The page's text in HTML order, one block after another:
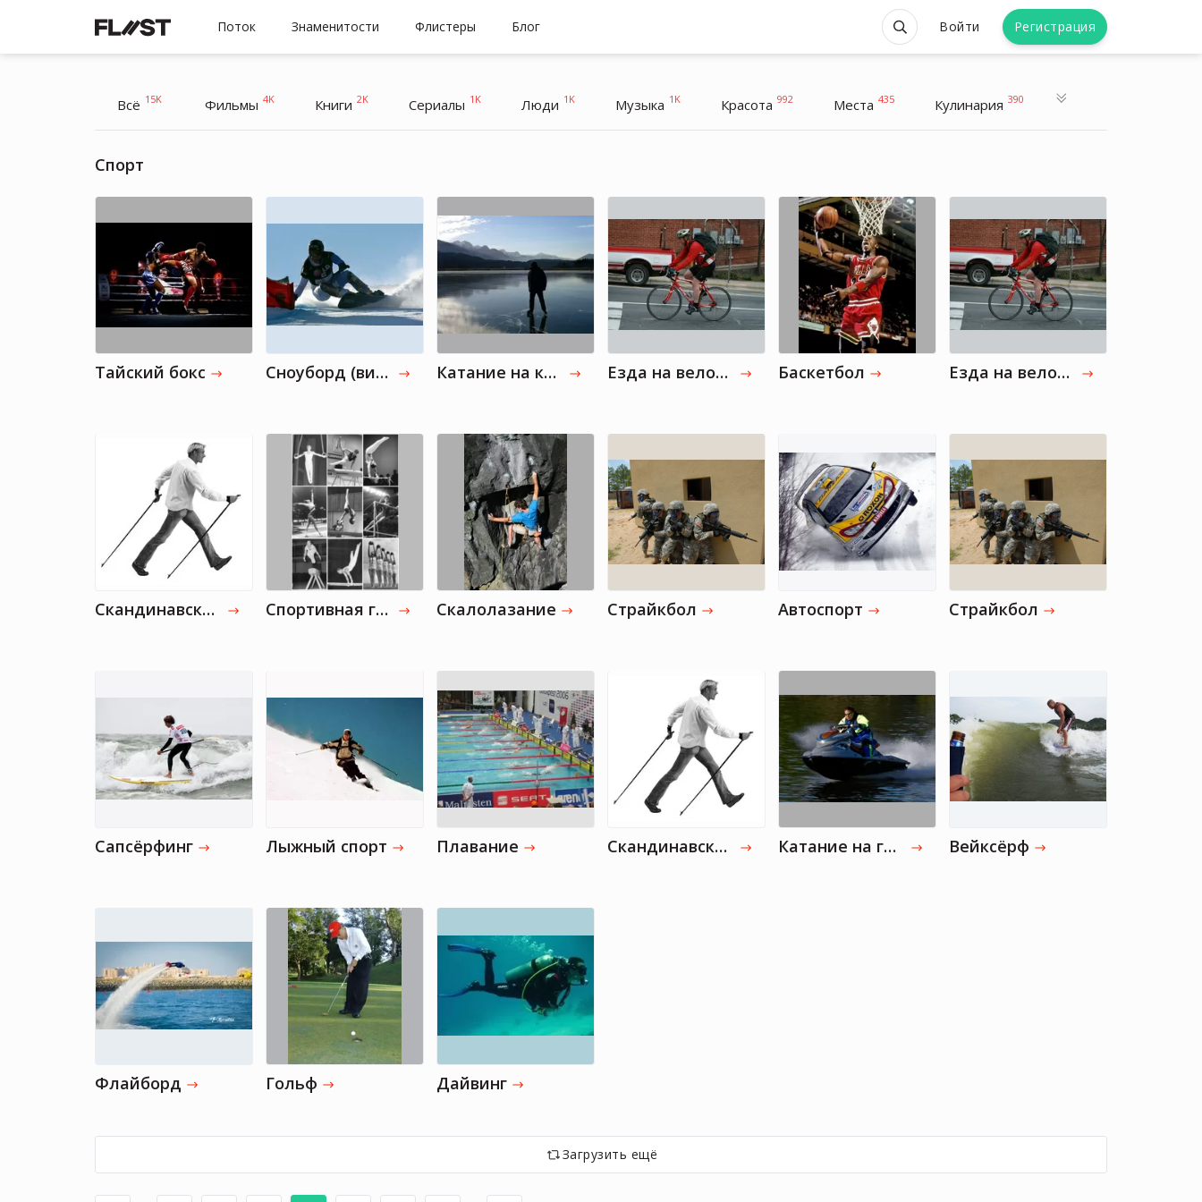
Поток Знаменитости Флистеры Блог Войти Регистрация
Всё 15K Фильмы 4K Книги 2K Cериалы 1K Люди 1K Музыка 1K Красота 992 Места 435 Кулинария 390
Спорт
Тайский бокс Сноуборд (вид спорта) Катание на коньках Езда на велосипеде Баскетбол Езда на велосипеде
Скандинавская ходьба Спортивная гимнастика Скалолазание Страйкбол Автоспорт Страйкбол
Сапсёрфинг Лыжный спорт Плавание Скандинавская ходьба Катание на гидроцикле Вейксёрф
Флайборд Гольф Дайвинг
Загрузить ещё